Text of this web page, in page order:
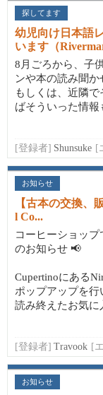
探してます
幼児向け日本語
います（
8月ごろから、子
ンや本の読み聞か
もしくは、近隣
ばそういった情報
[登録者] Shunsuke [
お知らせ
【古本の交換、
l Co...
コーヒーショッ
のお知らせ 📢
Cupertinoにある
ポップアップを行
読み終えたお気に
[登録者] Travook [
お知らせ